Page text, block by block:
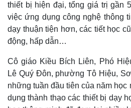
thiết bị hiện đại, tổng giá trị gần
việc ứng dụng công nghệ thông
dạy thuận tiện hơn, các tiết học
động, hấp dẫn…
Cô giáo Kiều Bích Liên, Phó
Lê Quý Đôn, phường Tô Hiệu,
những tuần đầu tiên của năm
dụng thành thạo các thiết bị dạy